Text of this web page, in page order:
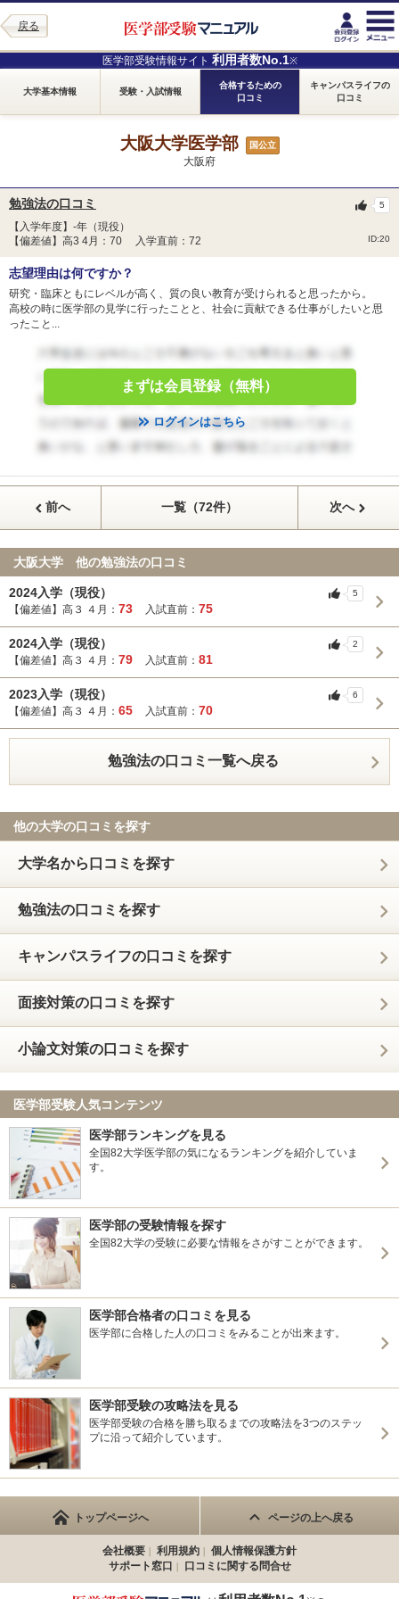
戻る
医学部受験情報サイト 利用者数No.1※
大学基本情報 受験・入試情報
合格するための
口コミ
キャンパスライフの
口コミ
大阪大学医学部 国公立
大阪府
勉強法の口コミ
【入学年度】-年（現役）
【偏差値】高3 4月：70 入学直前：72
ID:20
5
志望理由は何ですか？
研究・臨床ともにレベルが高く、質の良い教育が受けられると思ったから。
高校の時に医学部の見学に行ったことと、社会に貢献できる仕事がしたいと思
ったこと...
まずは会員登録（無料）
ログインはこちら
前へ 一覧（72件） 次へ
大阪大学 他の勉強法の口コミ
2024入学（現役）
【偏差値】高３ ４月： 73 入試直前： 75
5
2024入学（現役）
【偏差値】高３ ４月： 79 入試直前： 81
2
2023入学（現役）
【偏差値】高３ ４月： 65 入試直前： 70
6
勉強法の口コミ一覧へ戻る
他の大学の口コミを探す
大学名から口コミを探す
勉強法の口コミを探す
キャンパスライフの口コミを探す
面接対策の口コミを探す
小論文対策の口コミを探す
医学部受験人気コンテンツ
医学部ランキングを見る
全国82大学医学部の気になるランキングを紹介していま
す。
医学部の受験情報を探す
全国82大学の受験に必要な情報をさがすことができます。
医学部合格者の口コミを見る
医学部に合格した人の口コミをみることが出来ます。
医学部受験の攻略法を見る
医学部受験の合格を勝ち取るまでの攻略法を3つのステッ
プに沿って紹介しています。
トップページへ ページの上へ戻る
会社概要 利用規約
個人情報保護方針
サポート窓口
口コミに関する問合せ